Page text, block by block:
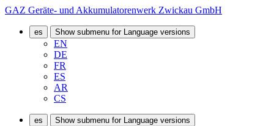
GAZ Geräte- und Akkumulatorenwerk Zwickau GmbH
es Show submenu for Language versions
EN
DE
FR
ES
AR
CS
es Show submenu for Language versions